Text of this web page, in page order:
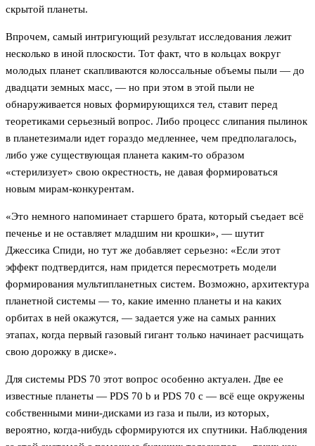
скрытой планеты.
Впрочем, самый интригующий результат исследования лежит
несколько в иной плоскости. Тот факт, что в кольцах вокруг
молодых планет скапливаются колоссальные объемы пыли — до
двадцати земных масс, — но при этом в этой пыли не
обнаруживается новых формирующихся тел, ставит перед
теоретиками серьезный вопрос. Либо процесс слипания пылинок
в планетезимали идет гораздо медленнее, чем предполагалось,
либо уже существующая планета каким-то образом
«стерилизует» свою окрестность, не давая формироваться
новым мирам-конкурентам.
«Это немного напоминает старшего брата, который съедает всё
печенье и не оставляет младшим ни крошки», — шутит
Джессика Спиди, но тут же добавляет серьезно: «Если этот
эффект подтвердится, нам придется пересмотреть модели
формирования мультипланетных систем. Возможно, архитектура
планетной системы — то, какие именно планеты и на каких
орбитах в ней окажутся, — задается уже на самых ранних
этапах, когда первый газовый гигант только начинает расчищать
свою дорожку в диске».
Для системы PDS 70 этот вопрос особенно актуален. Две ее
известные планеты — PDS 70 b и PDS 70 c — всё еще окружены
собственными мини-дисками из газа и пыли, из которых,
вероятно, когда-нибудь сформируются их спутники. Наблюдения